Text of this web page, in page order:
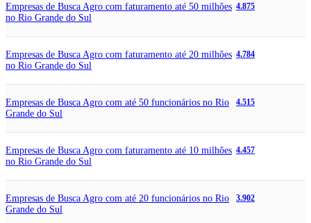
Empresas de Busca Agro com faturamento até 50 milhões
no Rio Grande do Sul
4.875
Empresas de Busca Agro com faturamento até 20 milhões
no Rio Grande do Sul
4.784
Empresas de Busca Agro com até 50 funcionários no Rio
Grande do Sul
4.515
Empresas de Busca Agro com faturamento até 10 milhões
no Rio Grande do Sul
4.457
Empresas de Busca Agro com até 20 funcionários no Rio
Grande do Sul
3.902